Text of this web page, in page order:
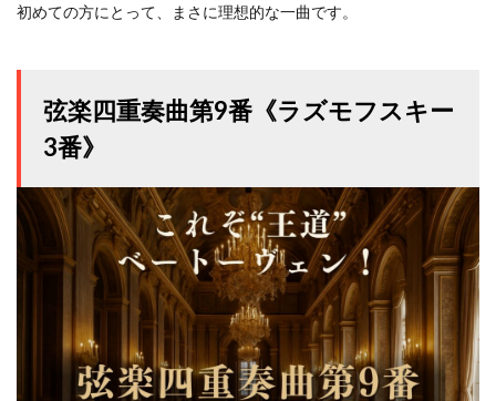
初めての方にとって、まさに理想的な一曲です。
弦楽四重奏曲第9番《ラズモフスキー
3番》